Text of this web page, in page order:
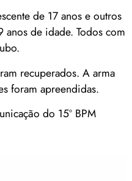
de 17 anos e outros
de idade. Todos com
recuperados. A arma
foram apreendidas.
do 15º BPM